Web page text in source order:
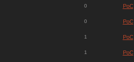
0 PoC
0 PoC
1 PoC
1 PoC